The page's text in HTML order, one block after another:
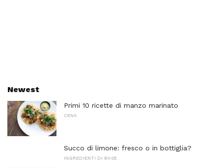
Newest
Primi 10 ricette di manzo marinato
CENA
Succo di limone: fresco o in bottiglia?
INGREDIENTI DI BASE